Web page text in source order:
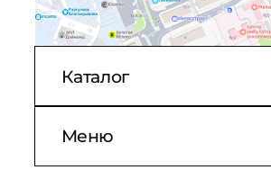
Каталог
Меню